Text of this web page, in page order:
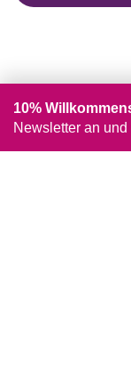
10%
Newsletter an